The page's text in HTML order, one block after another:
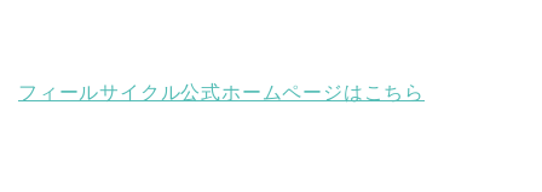
フィールサイクル公式ホームページはこちら